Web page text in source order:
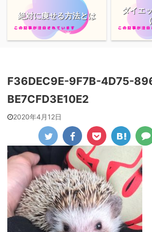
絶対に痩せる方法とは
ダイエ
F36DEC9E-9F7B-4D75-
BE7CFD3E10E2
2020年4月12日